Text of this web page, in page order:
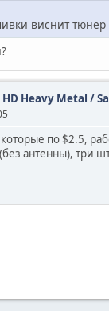
виснит
Heavy Metal /
по $2.5,
антенны), три